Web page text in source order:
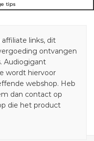
tips
links, dit
ontvangen
Audiogigant
wordt hiervoor
webshop. Heb
dan contact op
die het product